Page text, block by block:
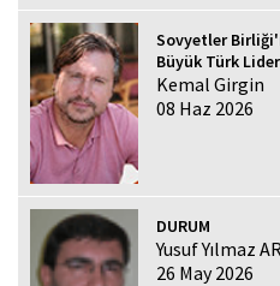
Sovyetler
Büyük Türk
Kemal Girgin
08 Haz 2026
DURUM
Yusuf Yılmaz
26 May 2026